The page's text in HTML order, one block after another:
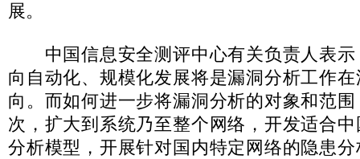
展。
中国信息安全测评中心有关负责人表示
向自动化、规模化发展将是漏洞分析工作
向。而如何进一步将漏洞分析的对象和范
次，扩大到系统乃至整个网络，开发适合
分析模型，开展针对国内特定网络的隐患